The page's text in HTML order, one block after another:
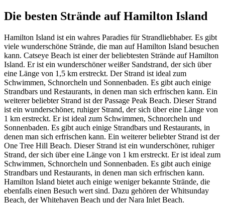
Die besten Strände auf Hamilton Island
Hamilton Island ist ein wahres Paradies für Strandliebhaber. Es gibt
viele wunderschöne Strände, die man auf Hamilton Island besuchen
kann. Catseye Beach ist einer der beliebtesten Strände auf Hamilton
Island. Er ist ein wunderschöner weißer Sandstrand, der sich über
eine Länge von 1,5 km erstreckt. Der Strand ist ideal zum
Schwimmen, Schnorcheln und Sonnenbaden. Es gibt auch einige
Strandbars und Restaurants, in denen man sich erfrischen kann. Ein
weiterer beliebter Strand ist der Passage Peak Beach. Dieser Strand
ist ein wunderschöner, ruhiger Strand, der sich über eine Länge von
1 km erstreckt. Er ist ideal zum Schwimmen, Schnorcheln und
Sonnenbaden. Es gibt auch einige Strandbars und Restaurants, in
denen man sich erfrischen kann. Ein weiterer beliebter Strand ist der
One Tree Hill Beach. Dieser Strand ist ein wunderschöner, ruhiger
Strand, der sich über eine Länge von 1 km erstreckt. Er ist ideal zum
Schwimmen, Schnorcheln und Sonnenbaden. Es gibt auch einige
Strandbars und Restaurants, in denen man sich erfrischen kann.
Hamilton Island bietet auch einige weniger bekannte Strände, die
ebenfalls einen Besuch wert sind. Dazu gehören der Whitsunday
Beach, der Whitehaven Beach und der Nara Inlet Beach.